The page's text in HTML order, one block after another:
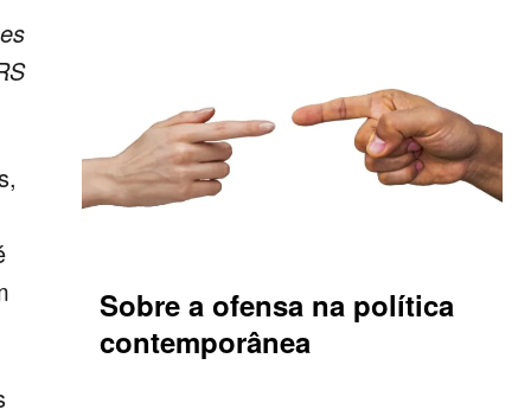
Sobre a ofensa na política
contemporânea